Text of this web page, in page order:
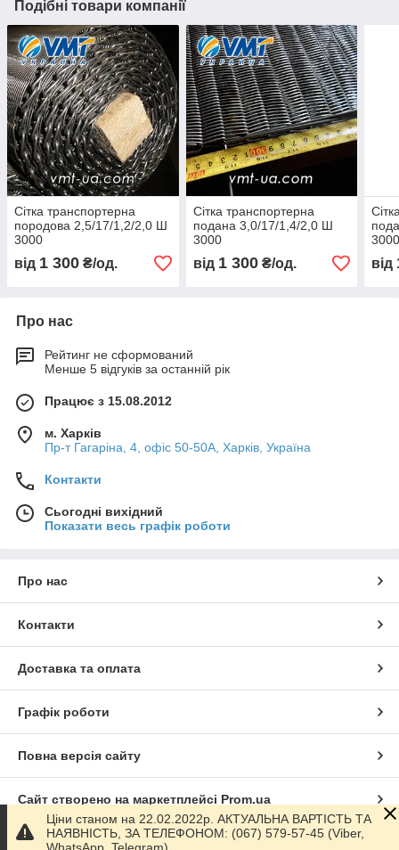
Подібні товари компанії
Сітка транспортерна
породова 2,5/17/1,2/2,0 Ш
3000
від 1 300 ₴/од.
Сітка транспортерна
подана 3,0/17/1,4/2,0 Ш
3000
від 1 300₴/од. від
Про нас
Рейтинг не сформований
Менше 5 відгуків за останній рік
Працює з 15.08.2012
м. Харків
Пр-т Гагаріна, 4, офіс 50-50A, Харків, Україна
Контакти
Сьогодні вихідний
Показати весь графік роботи
Про нас
Контакти
Доставка та оплата
Графік роботи
Повна версія сайту
Сайт створено на маркетплейсі Prom.ua
Політика конфіденційності
Ціни станом на 22.02.2022р. АКТУАЛЬНА ВАРТІСТЬ ТА
НАЯВНІСТЬ, ЗА ТЕЛЕФОНОМ: (067) 579-57-45 (Viber,